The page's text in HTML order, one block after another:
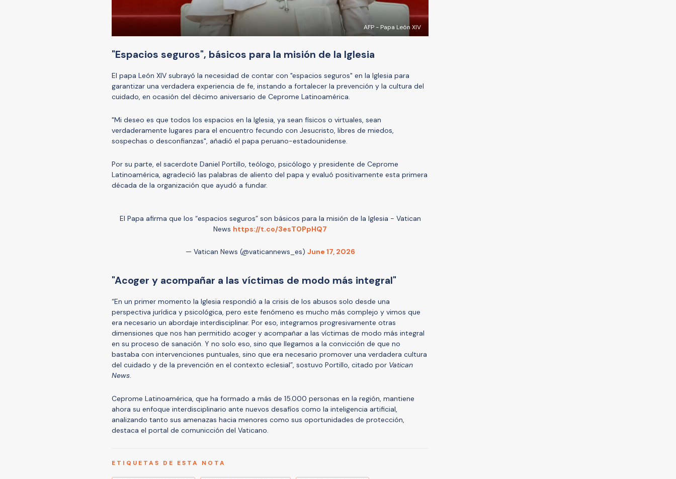
AFP - Papa León XIV
"Espacios seguros", básicos para la misión de la Iglesia
El papa León XIV subrayó la necesidad de contar con "espacios seguros" en la Iglesia para
garantizar una verdadera experiencia de fe, instando a fortalecer la prevención y la cultura del
cuidado, en ocasión del décimo aniversario de Ceprome Latinoamérica.
"Mi deseo es que todos los espacios en la Iglesia, ya sean físicos o virtuales, sean
verdaderamente lugares para el encuentro fecundo con Jesucristo, libres de miedos,
sospechas o desconfianzas", añadió el papa peruano-estadounidense.
Por su parte, el sacerdote Daniel Portillo, teólogo, psicólogo y presidente de Ceprome
Latinoamérica, agradeció las palabras de aliento del papa y evaluó positivamente esta primera
década de la organización que ayudó a fundar.
El Papa afirma que los “espacios seguros” son básicos para la misión de la Iglesia - Vatican
News https://t.co/3esT0PpHQ7
— Vatican News (@vaticannews_es) June 17, 2026
"Acoger y acompañar a las víctimas de modo más integral"
“En un primer momento la Iglesia respondió a la crisis de los abusos solo desde una
perspectiva jurídica y psicológica, pero este fenómeno es mucho más complejo y vimos que
era necesario un abordaje interdisciplinar. Por eso, integramos progresivamente otras
dimensiones que nos han permitido acoger y acompañar a las víctimas de modo más integral
en su proceso de sanación. Y no solo eso, sino que llegamos a la convicción de que no
bastaba con intervenciones puntuales, sino que era necesario promover una verdadera cultura
del cuidado y de la prevención en el contexto eclesial”, sostuvo Portillo, citado por Vatican
News.
Ceprome Latinoamérica, que ha formado a más de 15.000 personas en la región, mantiene
ahora su enfoque interdisciplinario ante nuevos desafíos como la inteligencia artificial,
analizando tanto sus amenazas hacia menores como sus oportunidades de protección,
destaca el portal de comunicción del Vaticano.
ETIQUETAS DE ESTA NOTA